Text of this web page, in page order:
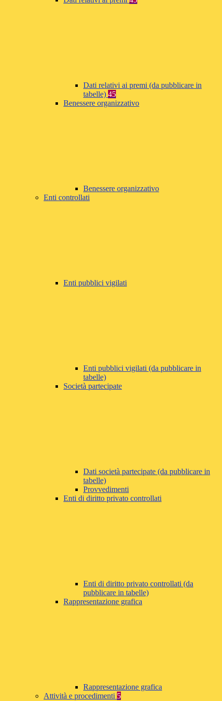
Dati relativi ai premi (da pubblicare in
tabelle) 45
Benessere organizzativo
Benessere organizzativo
Enti controllati
Enti pubblici vigilati
Enti pubblici vigilati (da pubblicare in
tabelle)
Società partecipate
Dati società partecipate (da pubblicare in
tabelle)
Provvedimenti
Enti di diritto privato controllati
Enti di diritto privato controllati (da
pubblicare in tabelle)
Rappresentazione grafica
Rappresentazione grafica
Attività e procedimenti 5